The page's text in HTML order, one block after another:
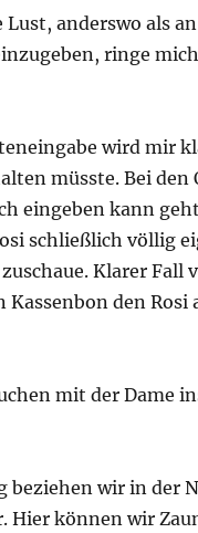
anderswo als
ringe
wird mir
müsste. Bei
eingeben kann
schließlich völlig
Klarer Fall
Kassenbon den Rosi
mit der Dame
wir in der
Hier können wir